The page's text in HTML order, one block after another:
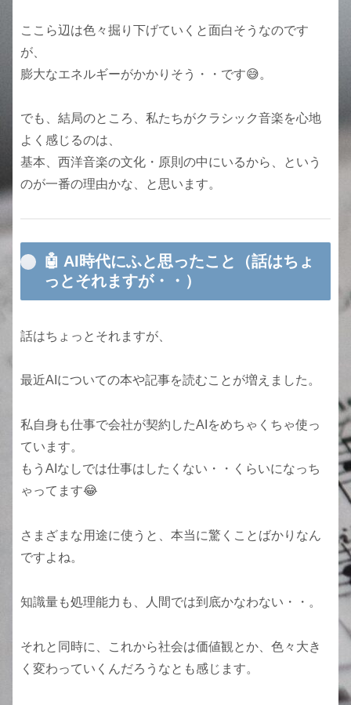
ここら辺は色々掘り下げていくと面白そうなのです
が、
膨大なエネルギーがかかりそう・・です😅。
でも、結局のところ、私たちがクラシック音楽を心地
よく感じるのは、
基本、西洋音楽の文化・原則の中にいるから、という
のが一番の理由かな、と思います。
🤖 AI時代にふと思ったこと（話はちょ
っとそれますが・・）
話はちょっとそれますが、
最近AIについての本や記事を読むことが増えました。
私自身も仕事で会社が契約したAIをめちゃくちゃ使っ
ています。
もうAIなしでは仕事はしたくない・・くらいになっち
ゃってます😂
さまざまな用途に使うと、本当に驚くことばかりなん
ですよね。
知識量も処理能力も、人間では到底かなわない・・。
それと同時に、これから社会は価値観とか、色々大き
く変わっていくんだろうなとも感じます。